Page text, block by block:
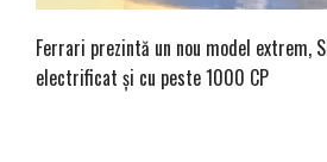
Ferrari prezintă un nou model extrem,
electrificat și cu peste 1000 CP